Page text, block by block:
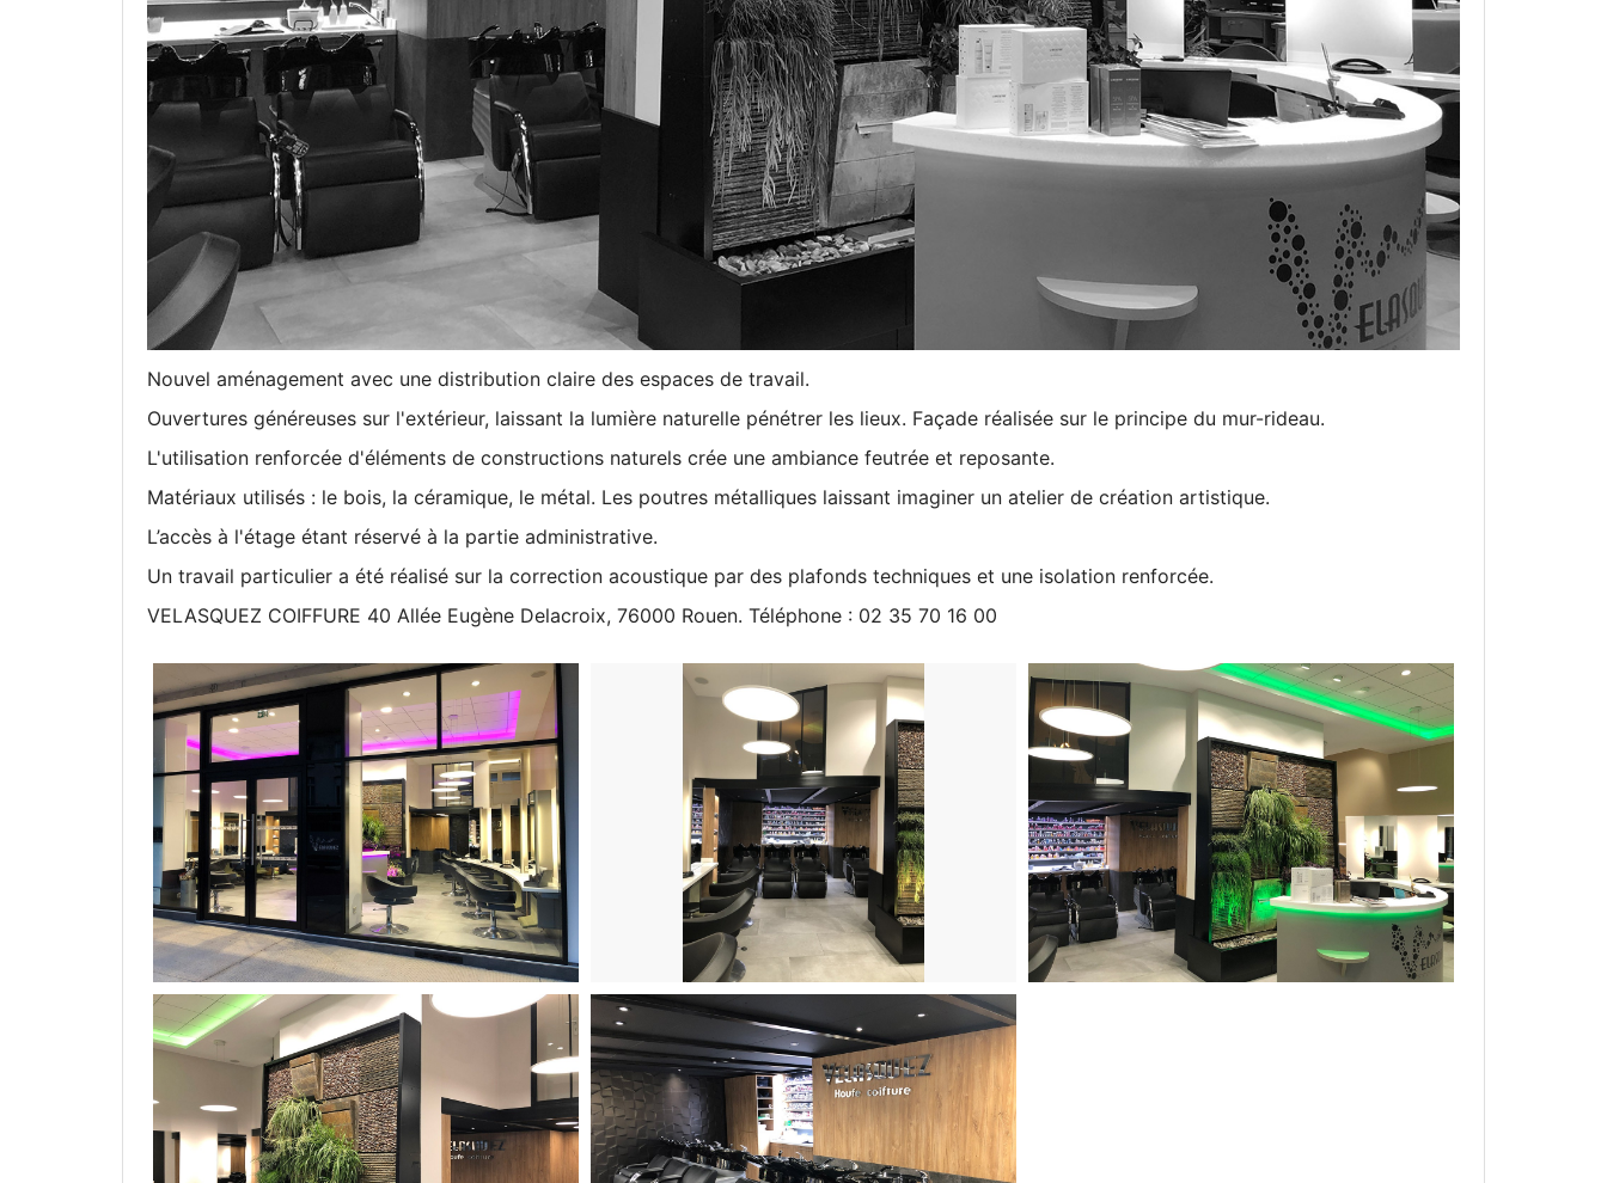
Nouvel aménagement avec une distribution claire des espaces de travail.
Ouvertures généreuses sur l'extérieur, laissant la lumière naturelle pénétrer les lieux. Façade réalisée sur le principe du mur-rideau.
L'utilisation renforcée d'éléments de constructions naturels crée une ambiance feutrée et reposante.
Matériaux utilisés : le bois, la céramique, le métal. Les poutres métalliques laissant imaginer un atelier de création artistique.
L’accès à l'étage étant réservé à la partie administrative.
Un travail particulier a été réalisé sur la correction acoustique par des plafonds techniques et une isolation renforcée.
VELASQUEZ COIFFURE 40 Allée Eugène Delacroix, 76000 Rouen. Téléphone : 02 35 70 16 00